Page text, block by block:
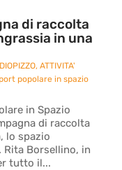
di raccolta
in una
,ATTIVITA'
popolare in spazio
in Spazio
di raccolta
lo spazio
Rita Borsellino, in
tutto il...